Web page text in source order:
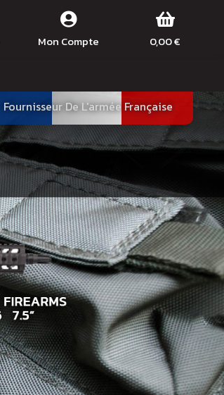
Mon Compte 0,00 €
Fournisseur De L'armée Française